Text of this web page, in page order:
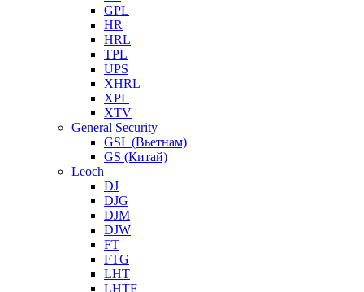
GPL
HR
HRL
TPL
UPS
XHRL
XPL
XTV
General Security
GSL (Вьетнам)
GS (Китай)
Leoch
DJ
DJG
DJM
DJW
FT
FTG
LHT
LHTF